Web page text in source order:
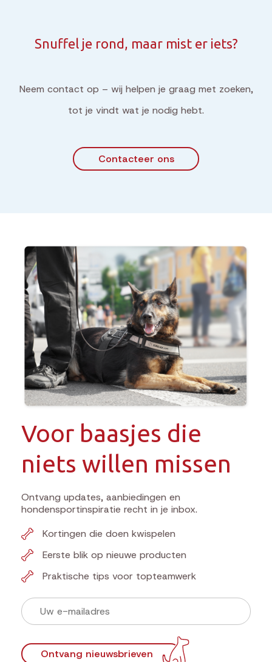
Snuffel je rond, maar mist er iets?
Neem contact op – wij helpen je graag met zoeken,
tot je vindt wat je nodig hebt.
Contacteer ons
Voor baasjes die
niets willen missen
Ontvang updates, aanbiedingen en
hondensportinspiratie recht in je inbox.
Kortingen die doen kwispelen
Eerste blik op nieuwe producten
Praktische tips voor topteamwerk
Ontvang nieuwsbrieven